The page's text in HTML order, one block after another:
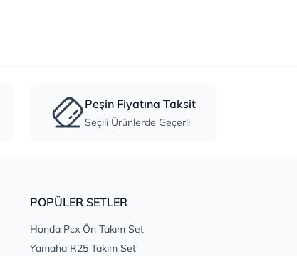
Peşin Fiyatına Taksit
Seçili Ürünlerde Geçerli
POPÜLER SETLER
Honda Pcx Ön Takım Set
Yamaha R25 Takım Set